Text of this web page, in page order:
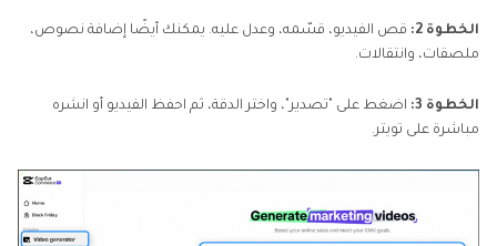
الخطوة 2:
قص الفيديو، قسّمه، وعدل عليه. يمكنك أيضًا إضافة نصوص،
ملصقات، وانتقالات.
الخطوة 3:
اضغط على "تصدير"، واختر الدقة، ثم احفظ الفيديو أو انشره
مباشرة على تويتر.